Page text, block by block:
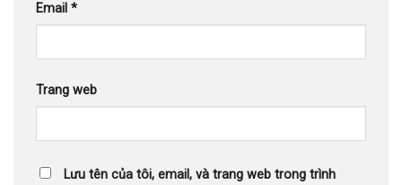
Email *
Trang web
Lưu tên của tôi, email, và trang web trong trình